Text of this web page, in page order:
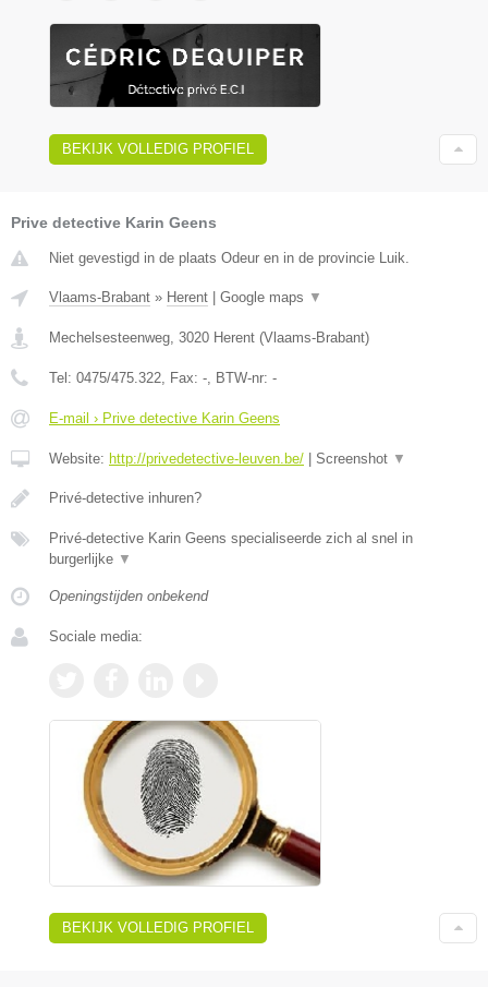
BEKIJK VOLLEDIG PROFIEL
Prive detective Karin Geens
Niet gevestigd in de plaats Odeur en in de provincie Luik.
Vlaams-Brabant » Herent | Google maps ▼
Mechelsesteenweg 3020 Herent (Vlaams-Brabant)
Tel: 0475/475.322 , Fax: - , BTW-nr: -
E-mail › Prive detective Karin Geens
Website: http://privedetective-leuven.be/ | Screenshot ▼
Privé-detective inhuren?
Privé-detective Karin Geens specialiseerde zich al snel in
burgerlijke ▼
Openingstijden onbekend
Sociale media:
BEKIJK VOLLEDIG PROFIEL